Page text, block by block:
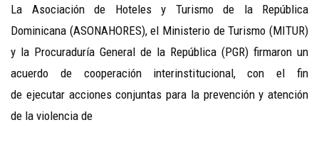
La Asociación de Hoteles y Turismo de la República
Dominicana (ASONAHORES), el Ministerio de Turismo (MITUR)
y la Procuraduría General de la República (PGR) firmaron un
acuerdo de cooperación interinstitucional, con el fin
de ejecutar acciones conjuntas para la prevención y atención
de la violencia de